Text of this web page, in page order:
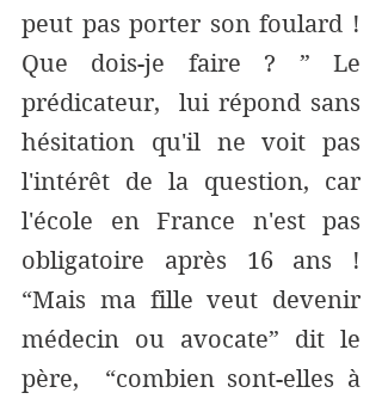
peut pas porter son foulard !
Que dois-je faire ? ” Le
prédicateur,  lui répond sans
hésitation qu'il ne voit pas
l'intérêt de la question, car
l'école en France n'est pas
obligatoire après 16 ans !
“Mais ma fille veut devenir
médecin ou avocate” dit le
père,  “combien sont-elles à